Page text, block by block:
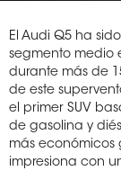
El Audi Q5 ha
segmento medio
durante más de
de este
el primer SUV
de gasolina y
más económicos
impresiona con